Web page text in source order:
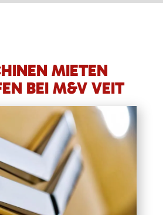
MIETEN
BEI M&V VEIT